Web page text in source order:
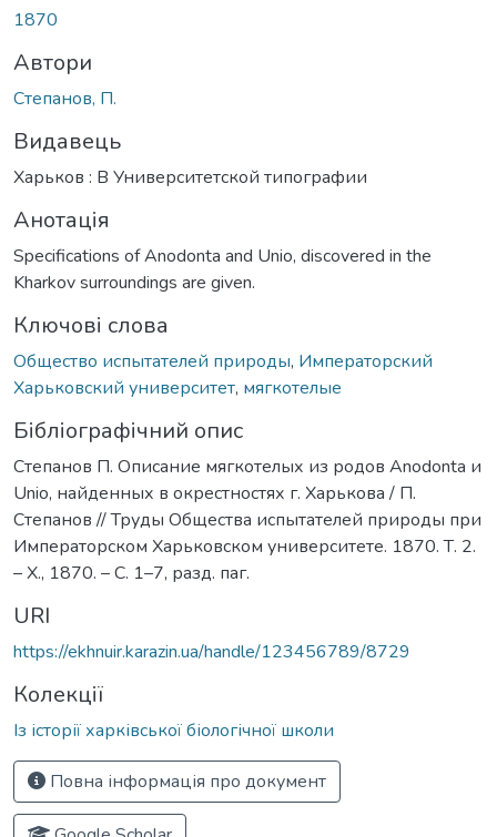
1870
Автори
Степанов, П.
Видавець
Харьков : В Университетской типографии
Анотація
Specifications of Anodonta and Unio, discovered in the
Kharkov surroundings are given.
Ключові слова
Общество испытателей природы, Императорский
Харьковский университет, мягкотелые
Бібліографічний опис
Степанов П. Описание мягкотелых из родов Anodonta и
Unio, найденных в окрестностях г. Харькова / П.
Степанов // Труды Общества испытателей природы при
Императорском Харьковском университете. 1870. Т. 2.
– Х., 1870. – С. 1–7, разд. паг.
URI
https://ekhnuir.karazin.ua/handle/123456789/8729
Колекції
Із історії харківської біологічної школи
Повна інформація про документ